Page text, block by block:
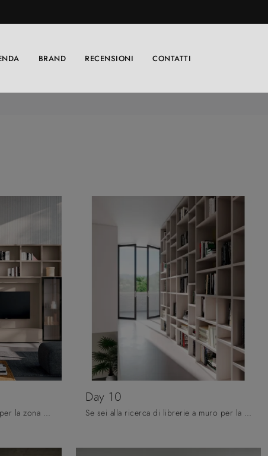
BRAND RECENSIONI CONTATTI
Se cerchi librerie componibili per la zona giorno, clicca e scopri le nostre soluzioni moderne: il modello Day 24 Orme ti sta aspettando!
Day 10
Se sei alla ricerca di librerie a muro per la zona giorno, clicca e scopri le nostre soluzioni moderne: il modello Day 10 Orme ti attende!